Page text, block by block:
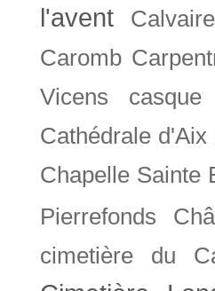
l'avent Calvaire
Caromb
Vicens
Cathédrale d'Aix
Chapelle Sainte
Pierrefonds
cimetière du